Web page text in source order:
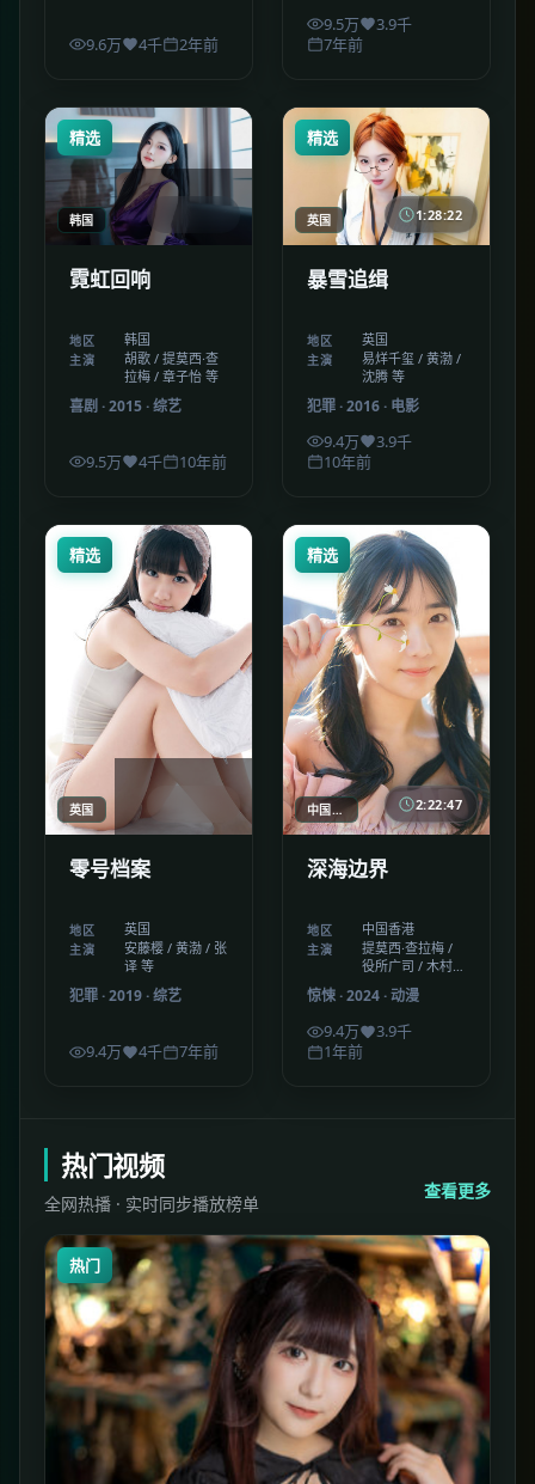
9.6万 4千 2年前
9.5万
3.9千
7年前
精选
韩国 1:55:51
霓虹回响
地区 韩国
主演
胡歌 / 提莫西·查
拉梅 / 章子怡 等
喜剧 ·2015 ·综艺
9.5万 4千 10年前
精选
英国 1:28:22
暴雪追缉
地区 英国
主演
易烊千玺 / 黄渤 /
沈腾 等
犯罪 ·2016 · 电影
9.4万
3.9千
10年前
精选
英国
零号档案
地区 英国
主演
安藤樱 / 黄渤 / 张
译 等
犯罪 ·2019 ·综艺
9.4万 4千 7年前
精选
中国香港 2:22:47
深海边界
地区 中国香港
主演
提莫西·查拉梅 /
役所广司 / 木村拓
惊悚 ·2024 ·动漫
9.4万
3.9千
1年前
热门视频
全网热播 · 实时同步播放榜单
查看更多
热门